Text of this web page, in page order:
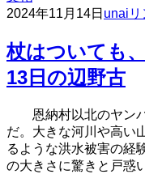
2024年11月14日 unai
杖はついても
13日の辺野古
恩納村以北のヤン
だ。大きな河川や高い
るような洪水被害の経
の大きさに驚きと戸惑